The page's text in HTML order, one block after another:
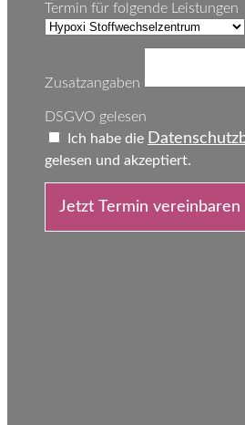
Termin für folgende Leistungen
Zusatzangaben
DSGVO gelesen
Ich habe die
gelesen und akzeptiert.
Jetzt Termin vereinbaren